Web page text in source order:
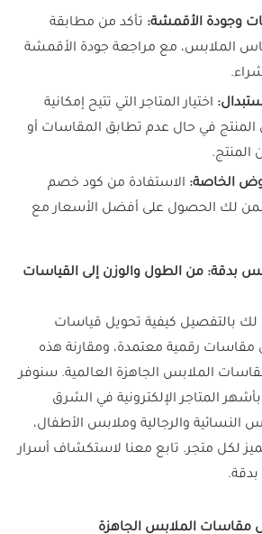
وجودة الأقمشة: تأكد من مطابقة
الملابس، مع مراجعة جودة الأقمشة
اختيار المتاجر التي تتيح إمكانية
المنتج في حال عدم تطابق المقاسات أو
المنتج.
الخاصة: الاستفادة من كود خصم
لك الحصول على أفضل الأسعار مع
بدقة: من الطول والوزن إلى القياسات
لك بالتفصيل كيفية تحويل قياسات
مقاسات رقمية معتمدة، ومقارنة هذه
الملابس الجاهزة العالمية. سنوفر
المتاجر الإلكترونية في الشرق
والرجالية وملابس الأطفال،
لكل متجر. تابع معنا لاستكشاف أسرار
مقاسات الملابس الجاهزة